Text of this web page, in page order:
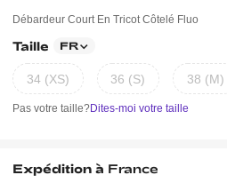
Débardeur Court En Tricot Côtelé Fluo
Taille FR
34 (XS) 36 (S) 38 (M)
Pas votre taille?Dites-moi votre taille
Expédition à France